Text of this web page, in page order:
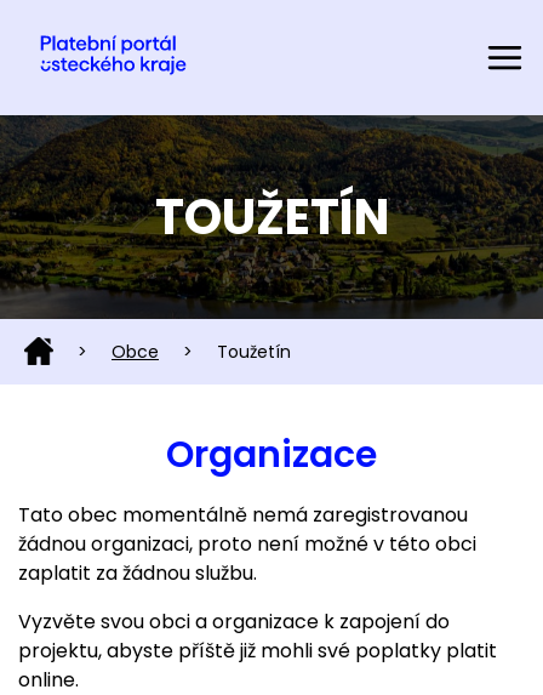
TOUŽETÍN
> Obce > Toužetín
Organizace
Tato obec momentálně nemá zaregistrovanou
žádnou organizaci, proto není možné v této obci
zaplatit za žádnou službu.
Vyzvěte svou obci a organizace k zapojení do
projektu, abyste příště již mohli své poplatky platit
online.